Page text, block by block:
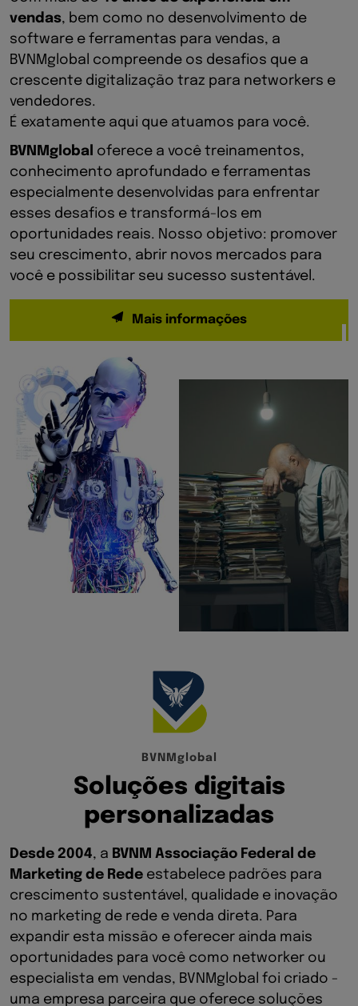
vendas, bem como no desenvolvimento de
software e ferramentas para vendas, a
BVNMglobal compreende os desafios que a
crescente digitalização traz para networkers e
vendedores.
É exatamente aqui que atuamos para você.
BVNMglobal oferece a você treinamentos,
conhecimento aprofundado e ferramentas
especialmente desenvolvidas para enfrentar
esses desafios e transformá-los em
oportunidades reais. Nosso objetivo: promover
seu crescimento, abrir novos mercados para
você e possibilitar seu sucesso sustentável.
Mais informações
BV N M g o ba
So uções d igitais
persona izad as
Desde 2004, a BVNM Associação Federal de
Marketing de Rede estabelece padrões para
crescimento sustentável, qualidade e inovação
no marketing de rede e venda direta. Para
expandir esta missão e oferecer ainda mais
oportunidades para você como networker ou
especialista em vendas, BVNMglobal foi criado -
uma empresa parceira que oferece soluções